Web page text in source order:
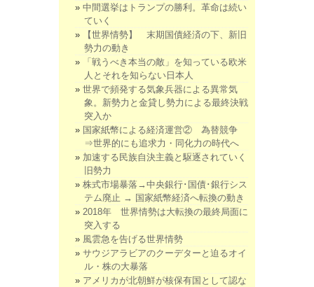
中間選挙はトランプの勝利。革命は続い
ていく
【世界情勢】 末期国債経済の下、新旧
勢力の動き
「戦うべき本当の敵」を知っている欧米
人とそれを知らない日本人
世界で頻発する気象兵器による異常気
象。新勢力と金貸し勢力による最終決戦
突入か
国家紙幣による経済運営② 為替競争
⇒世界的にも追求力・同化力の時代へ
加速する民族自決主義と駆逐されていく
旧勢力
株式市場暴落→中央銀行･国債･銀行シス
テム廃止 → 国家紙幣経済へ転換の動き
2018年 世界情勢は大転換の最終局面に
突入する
風雲急を告げる世界情勢
サウジアラビアのクーデターと迫るオイ
ル・株の大暴落
アメリカが北朝鮮が核保有国として認な